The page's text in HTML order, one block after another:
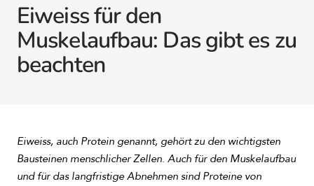
Eiweiss für den
Muskelaufbau: Das gibt es zu
beachten
Eiweiss, auch Protein genannt, gehört zu den wichtigsten
Bausteinen menschlicher Zellen. Auch für den Muskelaufbau
und für das langfristige Abnehmen sind Proteine von